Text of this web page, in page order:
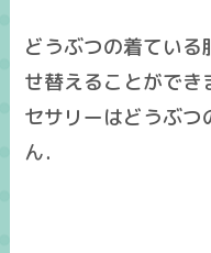
どうぶつの着てい
せ替えることができ
セサリーはどうぶ
ん．